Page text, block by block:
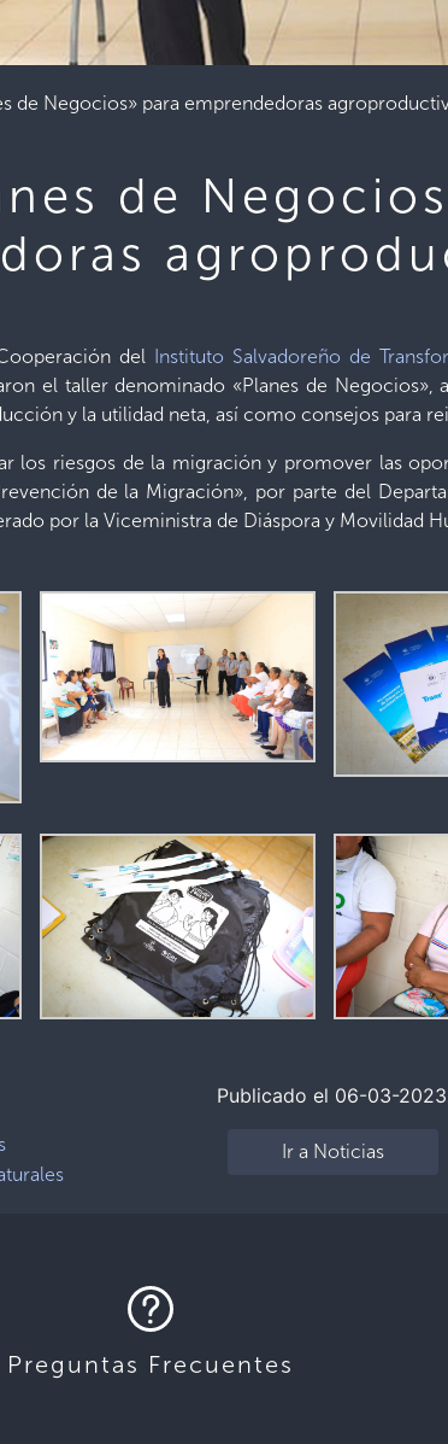
de Negocios» para emprendedoras
de
del Instituto Salvadoreño de
el taller denominado «Planes de
y la utilidad neta, así como consejos para
los riesgos de la migración y promover las
de la Migración», por parte del
por la Viceministra de Diáspora y Movilidad
Publicado el 06-03-
Ir a Noticias
Preguntas Frecuentes